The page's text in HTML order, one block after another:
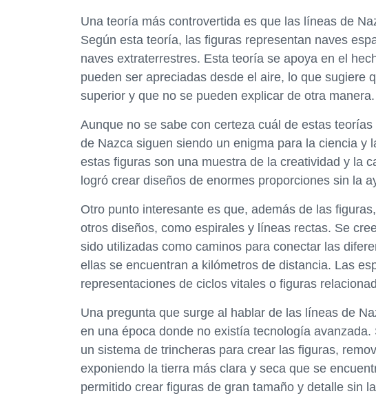
Una teoría más controvertida es que las líneas de
Según esta teoría, las figuras representan naves
naves extraterrestres. Esta teoría se apoya en el
pueden ser apreciadas desde el aire, lo que sugiere
superior y que no se pueden explicar de otra manera.
Aunque no se sabe con certeza cuál de estas
de Nazca siguen siendo un enigma para la ciencia y
estas figuras son una muestra de la creatividad y la
logró crear diseños de enormes proporciones sin la
Otro punto interesante es que, además de las
otros diseños, como espirales y líneas rectas. Se
sido utilizadas como caminos para conectar las
ellas se encuentran a kilómetros de distancia. Las
representaciones de ciclos vitales o figuras
Una pregunta que surge al hablar de las líneas de
en una época donde no existía tecnología
un sistema de trincheras para crear las figuras,
exponiendo la tierra más clara y seca que se
permitido crear figuras de gran tamaño y detalle sin